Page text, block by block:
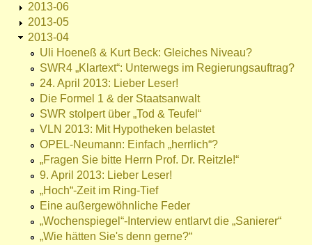
2013-06
2013-05
2013-04
Uli Hoeneß & Kurt Beck: Gleiches Niveau?
SWR4 „Klartext“: Unterwegs im Regierungsauftrag?
24. April 2013: Lieber Leser!
Die Formel 1 & der Staatsanwalt
SWR stolpert über „Tod & Teufel“
VLN 2013: Mit Hypotheken belastet
OPEL-Neumann: Einfach „herrlich“?
„Fragen Sie bitte Herrn Prof. Dr. Reitzle!“
9. April 2013: Lieber Leser!
„Hoch“-Zeit im Ring-Tief
Eine außergewöhnliche Feder
„Wochenspiegel“-Interview entlarvt die „Sanierer“
„Wie hätten Sie's denn gerne?“